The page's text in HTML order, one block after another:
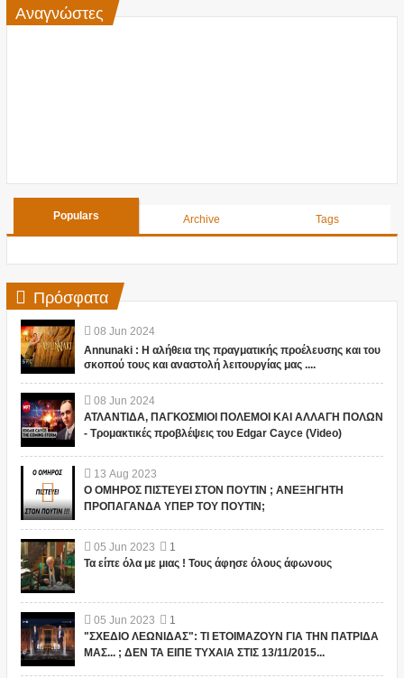
Αναγνώστες
Populars Archive Tags
Πρόσφατα
08 Jun 2024
Annunaki : Η αλήθεια της πραγματικής προέλευσης και του
σκοπού τους και αναστολή λειτουργίας μας ....
08 Jun 2024
ΑΤΛΑΝΤΙΔΑ, ΠΑΓΚΟΣΜΙΟΙ ΠΟΛΕΜΟΙ ΚΑΙ ΑΛΛΑΓΗ ΠΟΛΩΝ
- Τρομακτικές προβλέψεις του Edgar Cayce (Video)
13 Aug 2023
Ο ΟΜΗΡΟΣ ΠΙΣΤΕΥΕΙ ΣΤΟΝ ΠΟΥΤΙΝ ; ΑΝΕΞΗΓΗΤΗ
ΠΡΟΠΑΓΑΝΔΑ ΥΠΕΡ ΤΟΥ ΠΟΥΤΙΝ;
05 Jun 2023
1
Τα είπε όλα με μιας ! Τους άφησε όλους άφωνους
05 Jun 2023
1
"ΣΧΕΔΙΟ ΛΕΩΝΙΔΑΣ": ΤΙ ΕΤΟΙΜΑΖΟΥΝ ΓΙΑ ΤΗΝ ΠΑΤΡΙΔΑ
ΜΑΣ... ; ΔΕΝ ΤΑ ΕΙΠΕ ΤΥΧΑΙΑ ΣΤΙΣ 13/11/2015...